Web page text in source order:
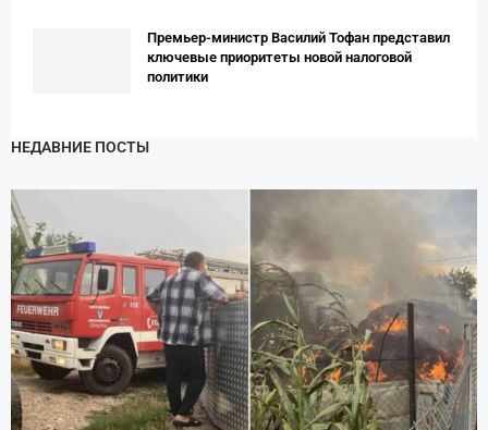
Премьер-министр Василий Тофан представил
ключевые приоритеты новой налоговой
политики
НЕДАВНИЕ ПОСТЫ